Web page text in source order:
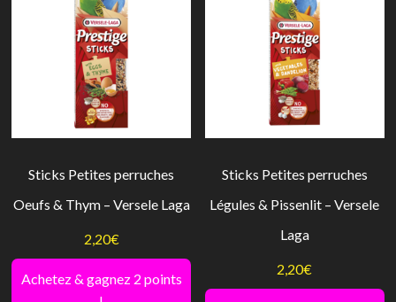
Sticks Petites perruches
Oeufs & Thym – Versele Laga
2,20€
Achetez & gagnez 2 points
Sticks Petites perruches
Légules & Pissenlit – Versele
Laga
2,20€